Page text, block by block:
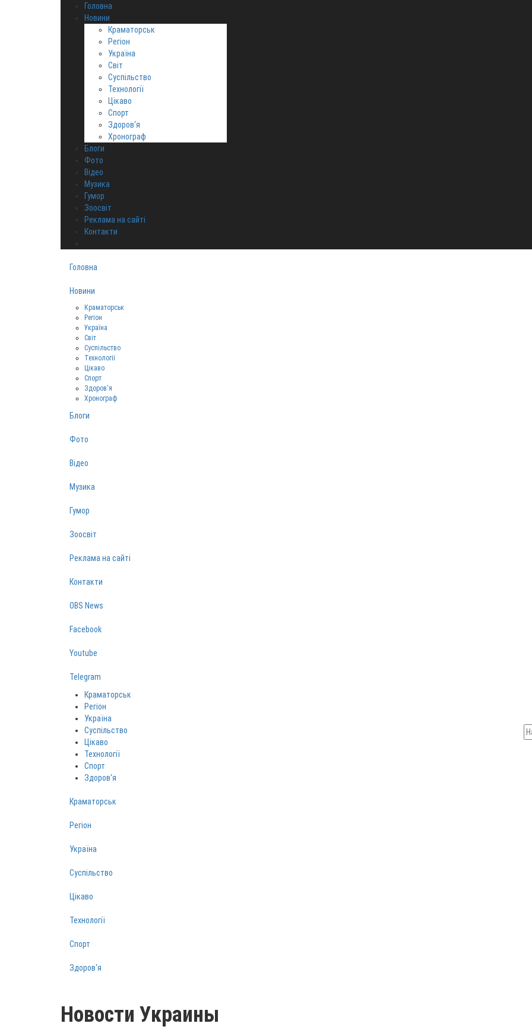
Головна
Новини
Краматорськ
Регіон
Україна
Світ
Суспільство
Технології
Цікаво
Спорт
Здоров‘я
Хронограф
Блоги
Фото
Відео
Музика
Гумор
Зоосвіт
Реклама на сайті
Контакти
Головна
Новини
Краматорськ
Регіон
Україна
Світ
Суспільство
Технології
Цікаво
Спорт
Здоров‘я
Хронограф
Блоги
Фото
Відео
Музика
Гумор
Зоосвіт
Реклама на сайті
Контакти
OBS News
Facebook
Youtube
Telegram
Краматорськ
Регіон
Україна
Суспільство
Цікаво
Технології
Спорт
Здоров‘я
Краматорськ
Регіон
Україна
Суспільство
Цікаво
Технології
Спорт
Здоров‘я
Новости Украины